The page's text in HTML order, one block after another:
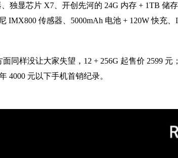
独显芯片 X7、开创先河的 24G 内存 + 1TB 储
IMX800 传感器、5000mAh 电池 + 120W 快充、
同样没让大家失望，12 + 256G 起售价 2599 元
4000 元以下手机首销纪录。